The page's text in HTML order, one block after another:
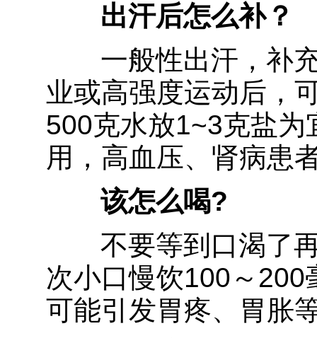
出汗后怎么补？
一般性出汗，补充
业或高强度运动后，
500克水放1~3克盐
用，高血压、肾病患
该怎么喝?
不要等到口渴了再
次小口慢饮100～200
可能引发胃疼、胃胀